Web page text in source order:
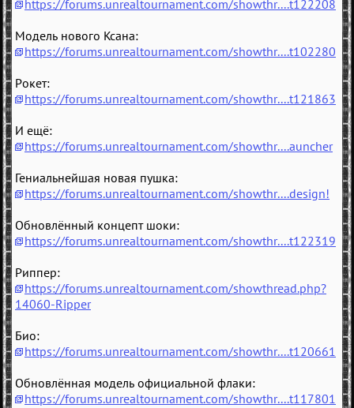
https://forums.unrealtournament.com/showthr....t122208
Модель нового Ксана:
https://forums.unrealtournament.com/showthr....t102280
Рокет:
https://forums.unrealtournament.com/showthr....t121863
И ещё:
https://forums.unrealtournament.com/showthr....auncher
Гениальнейшая новая пушка:
https://forums.unrealtournament.com/showthr....design!
Обновлённый концепт шоки:
https://forums.unrealtournament.com/showthr....t122319
Риппер:
https://forums.unrealtournament.com/showthread.php?
14060-Ripper
Био:
https://forums.unrealtournament.com/showthr....t120661
Обновлённая модель официальной флаки:
https://forums.unrealtournament.com/showthr....t117801